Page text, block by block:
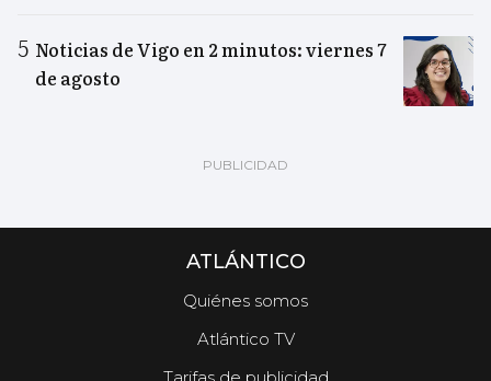
Noticias de Vigo en 2 minutos: viernes 7
de agosto
ATLÁNTICO
Quiénes somos
Atlántico TV
Tarifas de publicidad